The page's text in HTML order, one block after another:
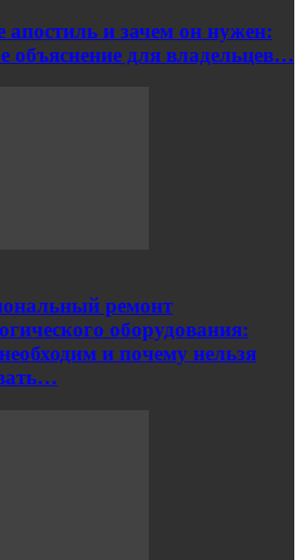
апостиль и зачем он нужен:
объяснение для владельцев…
ремонт
оборудования:
и почему нельзя